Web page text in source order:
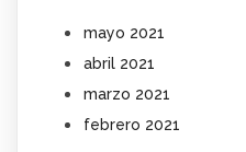
mayo 2021
abril 2021
marzo 2021
febrero 2021